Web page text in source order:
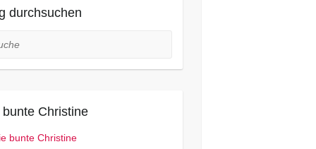
durchsuchen
bunte Christine